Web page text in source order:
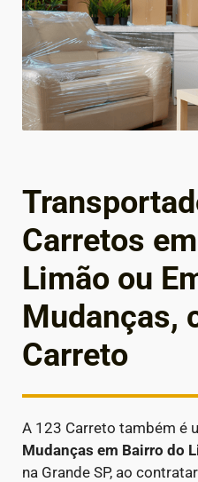
Carretos
Limão ou
Mudanças,
Carreto
A 123 Carreto também é
Mudanças em Bairro do
na Grande SP, ao